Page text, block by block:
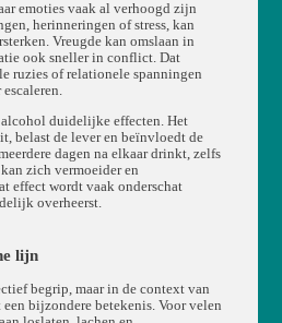
emoties vaak al verhoogd zijn
herinneringen of stress, kan
Vreugde kan omslaan in
ook sneller in conflict. Dat
ruzies of relationele spanningen
duidelijke effecten. Het
belast de lever en beïnvloedt de
dagen na elkaar drinkt, zelfs
zich vermoeider en
effect wordt vaak onderschat
overheerst.
lijn
begrip, maar in de context van
bijzondere betekenis. Voor velen